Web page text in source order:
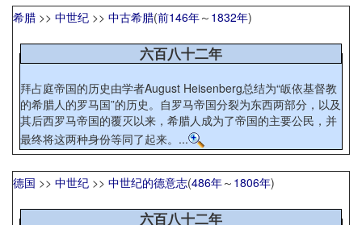
希腊 >> 中世纪 >> 中古希腊(前146年～ 1832年)
六百八十二年
拜占庭帝国的历史由学者August Heisenberg总结为“皈依基督教
的希腊人的罗马国”的历史。自罗马帝国分裂为东西两部分，以及
其后西罗马帝国的覆灭以来，希腊人成为了帝国的主要公民，并
最终将这两种身份等同了起来。...
德国 >> 中世纪 >> 中世纪的德意志(486年～ 1806年)
六百八十二年